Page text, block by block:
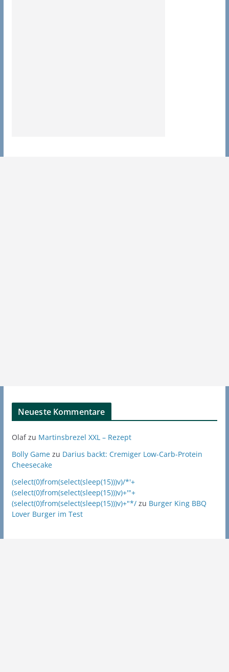
Neueste Kommentare
Olafzu Martinsbrezel XXL – Rezept
Bolly Gamezu Darius backt: Cremiger Low-Carb-Protein
Cheesecake
(select(0)from(select(sleep(15)))v)/*'+
(select(0)from(select(sleep(15)))v)+'"+
(select(0)from(select(sleep(15)))v)+"*/zu Burger King BBQ
Lover Burger im Test